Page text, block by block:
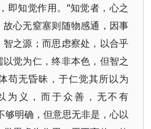
即知觉作用。“知觉者，心之
心无窒塞则随物感通，因事
之源；而思虑察处，以合乎
觉为仁，终非本色，但智之
苟无昏昧，于仁觉其所以为
为义，而于众善，无不有
够明确，但意思无非是，心以